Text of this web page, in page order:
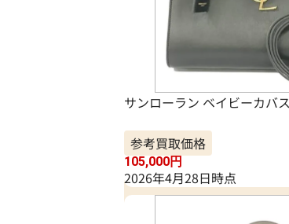
サンローラン ベイビーカバ
参考買取価格
105,000円
2026年4月28日時点